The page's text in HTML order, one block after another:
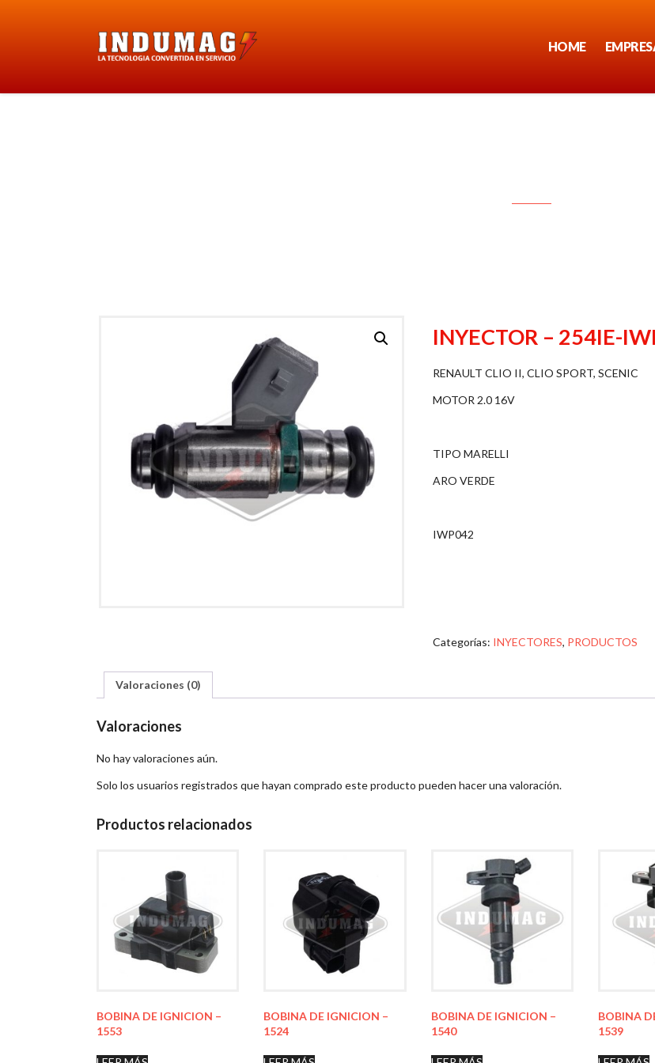
HOME
INYECTOR – 254IE-
RENAULT CLIO II, CLIO SPORT, SCENIC
MOTOR 2.0 16V
TIPO MARELLI
ARO VERDE
IWP042
Categorías: INYECTORES, PRODUCTOS
Valoraciones (0)
Valoraciones
No hay valoraciones aún.
Solo los usuarios registrados que hayan comprado este producto pueden hacer una valoración.
Productos relacionados
BOBINA DE IGNICION –
1553
BOBINA DE IGNICION –
1524
BOBINA DE IGNICION –
1540
BOBINA
1539